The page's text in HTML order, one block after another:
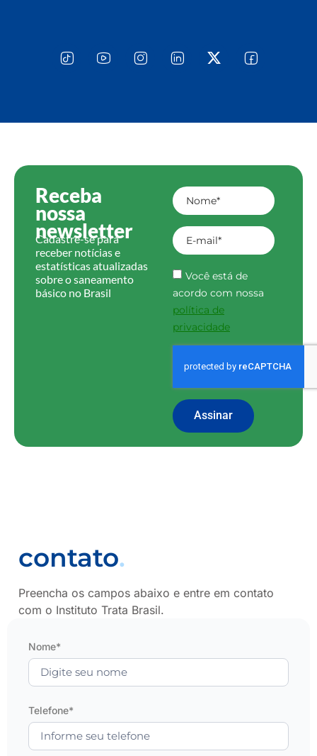
Receba
nossa
newsletter
Cadastre-se para
receber notícias e
estatísticas atualizadas
sobre o saneamento
básico no Brasil
Você está de
acordo com nossa
política de
privacidade
Assinar
contato.
Preencha os campos abaixo e entre em contato
com o Instituto Trata Brasil.
Nome*
Telefone*